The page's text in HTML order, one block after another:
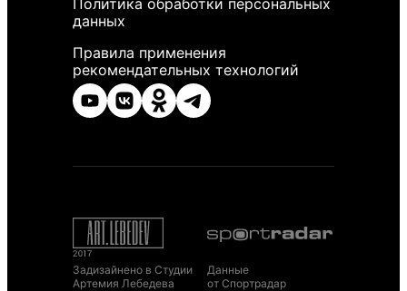
Политика обработки персональных
данных
Правила применения
рекомендательных технологий
Задизайнено в Студии
Артемия Лебедева
Данные
от Спортрадар